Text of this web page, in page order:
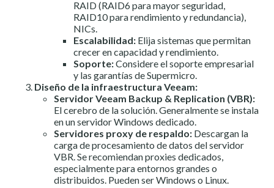
RAID (RAID6 para mayor seguridad,
RAID10 para rendimiento y redundancia),
NICs.
Escalabilidad: Elija sistemas que permitan
crecer en capacidad y rendimiento.
Soporte:Considere el soporte empresarial
y las garantías de Supermicro.
Diseño de la infraestructura Veeam:
Servidor Veeam Backup & Replication (VBR):
El cerebro de la solución. Generalmente se instala
en un servidor Windows dedicado.
Servidores proxy de respaldo: Descargan la
carga de procesamiento de datos del servidor
VBR. Se recomiendan proxies dedicados,
especialmente para entornos grandes o
distribuidos. Pueden ser Windows o Linux.